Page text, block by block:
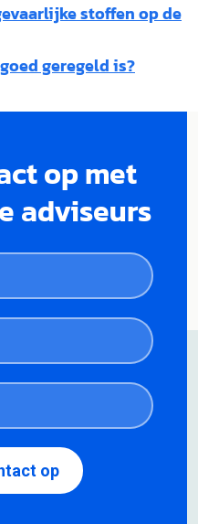
stoffen op de
geregeld is?
op met
adviseurs